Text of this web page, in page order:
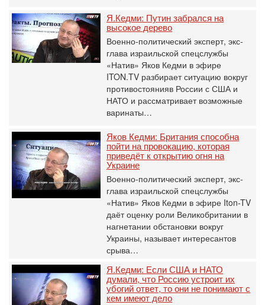
Я.Кедми: Путин забрался на
высокое дерево
Военно-политический эксперт, экс-
глава израильской спецслужбы
«Натив» Яков Кедми в эфире
ITON.TV разбирает ситуацию вокруг
противостоянияв России с США и
НАТО и рассматривает возможные
варинаты…
Яков Кедми: Британия способна
пойти на провокацию, которая
приведёт к открытию огня на
Украине
Военно-политический эксперт, экс-
глава израильской спецслужбы
«Натив» Яков Кедми в эфире Iton-TV
даёт оценку роли Великобритании в
нагнетании обстановки вокруг
Украины, называет интересантов
срыва…
Я.Кедми: Если США и НАТО
думали, что Россию устроит их
убогий ответ, то они не понимают с
кем имеют дело